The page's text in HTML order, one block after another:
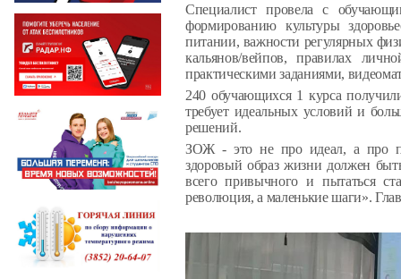
Специалист провела с
формированию культуры
питании, важности регулярных
кальянов/вейпов, правилах
практическими заданиями,
240 обучающихся 1 курса
требует идеальных условий и
решений.
ЗОЖ - это не про идеал, а про
здоровый образ жизни должен
всего привычного и пытаться
революция, а маленькие шаги».